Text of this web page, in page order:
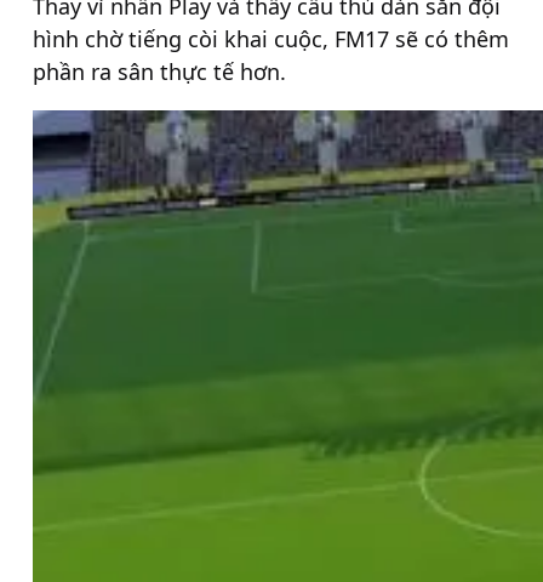
Thay vì nhấn Play và thấy cầu thủ dàn sẵn đội
hình chờ tiếng còi khai cuộc, FM17 sẽ có thêm
phần ra sân thực tế hơn.